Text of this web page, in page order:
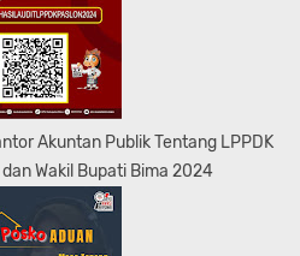
Akuntan Publik Tentang LPPDK
Wakil Bupati Bima 2024